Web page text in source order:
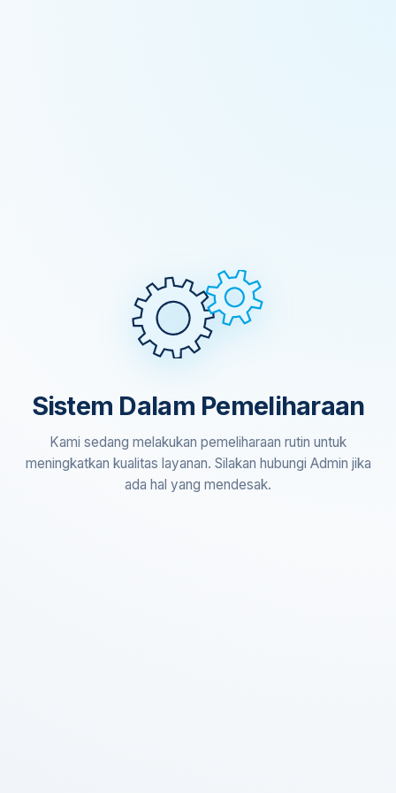
Sistem Dalam Pemeliharaan
Kami sedang melakukan pemeliharaan rutin untuk
meningkatkan kualitas layanan. Silakan hubungi Admin jika
ada hal yang mendesak.